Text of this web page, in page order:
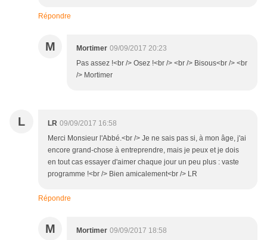
Répondre
M Mortimer 09/09/2017 20:23
Pas assez !<br /> Osez !<br /> <br /> Bisous<br /> <br
/> Mortimer
L LR 09/09/2017 16:58
Merci Monsieur l'Abbé.<br /> Je ne sais pas si, à mon âge, j'ai
encore grand-chose à entreprendre, mais je peux et je dois
en tout cas essayer d'aimer chaque jour un peu plus : vaste
programme !<br /> Bien amicalement<br /> LR
Répondre
M Mortimer 09/09/2017 18:58